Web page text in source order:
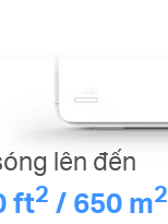
lên đến
ft2 / 650 m2